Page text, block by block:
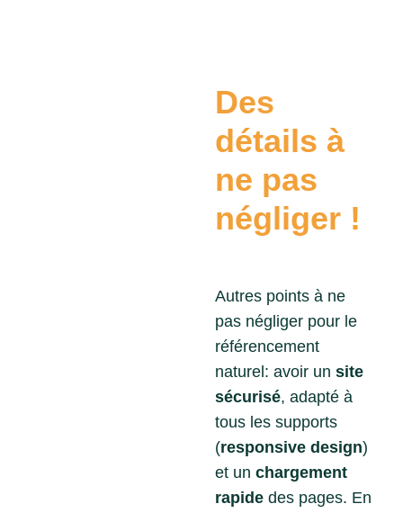
Des
détails à
ne pas
négliger !
Autres points à ne
pas négliger pour le
référencement
naturel: avoir unsite
sécurisé, adapté à
tous les supports
(responsive design)
et unchargement
rapide des pages. En